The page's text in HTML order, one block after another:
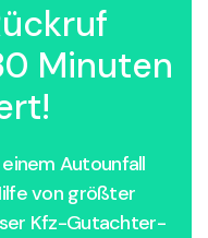
Minuten
Autounfall
von größter
Kfz-Gutachter-